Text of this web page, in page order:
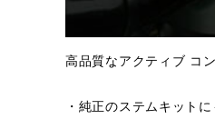
高品質なアクティブ コ
・純正のステムキットに